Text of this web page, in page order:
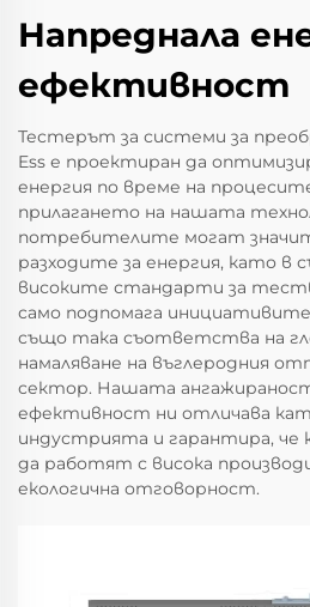
Напреднала
ефективност
Тестерът за системи за
Ess е проектиран да
енергия по време на
прилагането на нашата
потребителите могат
разходите за енергия, като в
високите стандарти за
само подпомага
също така съответства на
намаляване на въглеродния
сектор. Нашата
ефективност ни отличава
индустрията и гарантира,
да работят с висока
екологична отговорност.